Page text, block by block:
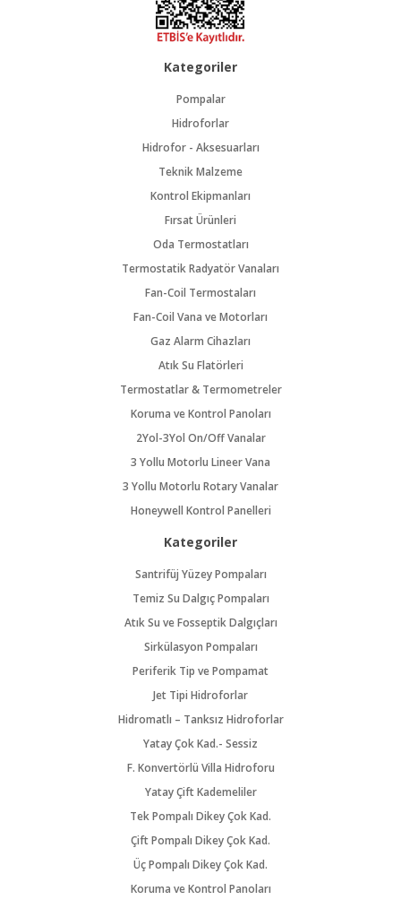
Kategoriler
Pompalar
Hidroforlar
Hidrofor - Aksesuarları
Teknik Malzeme
Kontrol Ekipmanları
Fırsat Ürünleri
Oda Termostatları
Termostatik Radyatör Vanaları
Fan-Coil Termostaları
Fan-Coil Vana ve Motorları
Gaz Alarm Cihazları
Atık Su Flatörleri
Termostatlar & Termometreler
Koruma ve Kontrol Panoları
2Yol-3Yol On/Off Vanalar
3 Yollu Motorlu Lineer Vana
3 Yollu Motorlu Rotary Vanalar
Honeywell Kontrol Panelleri
Kategoriler
Santrifüj Yüzey Pompaları
Temiz Su Dalgıç Pompaları
Atık Su ve Fosseptik Dalgıçları
Sirkülasyon Pompaları
Periferik Tip ve Pompamat
Jet Tipi Hidroforlar
Hidromatlı – Tanksız Hidroforlar
Yatay Çok Kad.- Sessiz
F. Konvertörlü Villa Hidroforu
Yatay Çift Kademeliler
Tek Pompalı Dikey Çok Kad.
Çift Pompalı Dikey Çok Kad.
Üç Pompalı Dikey Çok Kad.
Koruma ve Kontrol Panoları